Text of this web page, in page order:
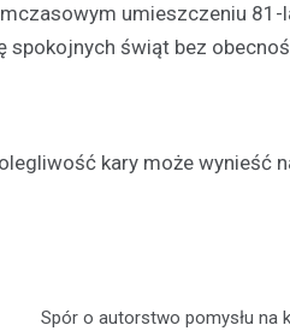
umieszczeniu
spokojnych świąt bez
kary może wynieść
Spór o autorstwo pomysłu na
Kronika policyjna
Mężczyzna
Policja w
przedmiotu